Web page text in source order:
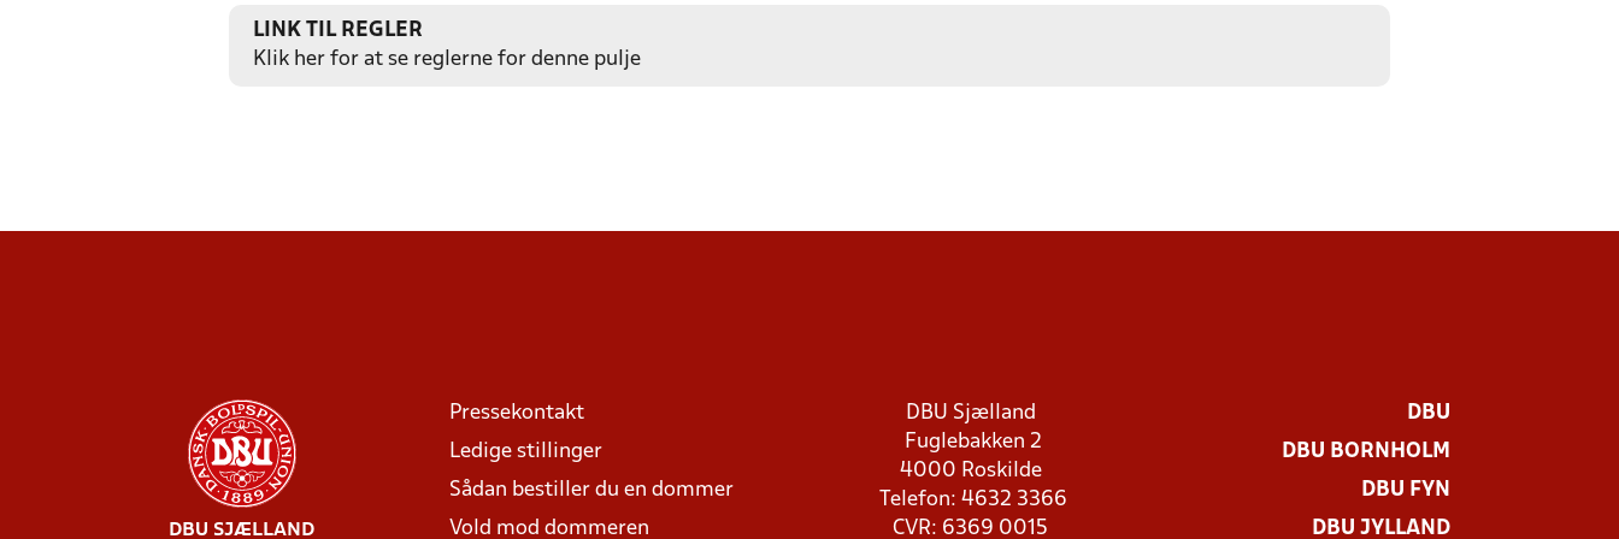
LINK TIL REGLER
Klik her for at se reglerne for denne pulje
DBU SJÆLLAND
Pressekontakt
Ledige stillinger
Sådan bestiller du en dommer
Vold mod dommeren
DBU Sjælland
Fuglebakken 2
4000 Roskilde
Telefon: 4632 3366
CVR: 6369 0015
DBU
DBU BORNHOLM
DBU FYN
DBU JYLLAND